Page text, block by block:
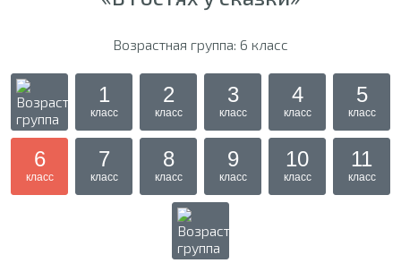
Возрастная группа: 6 класс
1
класс
2
класс
3
класс
4
класс
5
класс
6
класс
7
класс
8
класс
9
класс
10
класс
11
класс